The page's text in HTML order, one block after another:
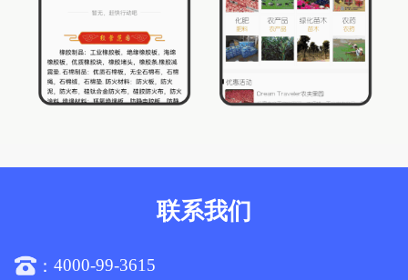
联系我们
：4000-99-3615